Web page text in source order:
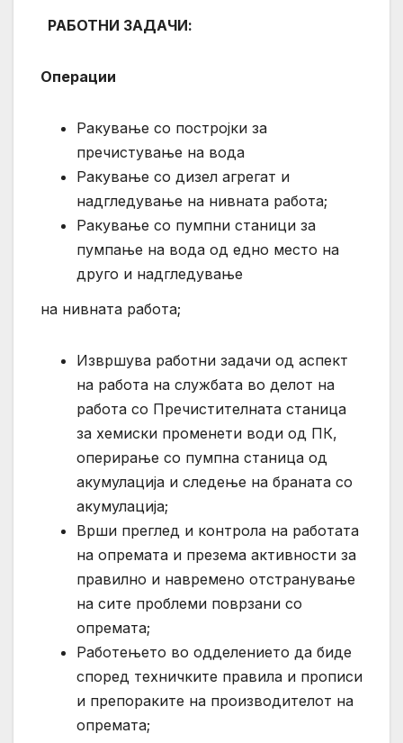
РАБОТНИ ЗАДАЧИ:
Операции
Ракување со постројки за
пречистување на вода
Ракување со дизел агрегат и
надгледување на нивната работа;
Ракување со пумпни станици за
пумпање на вода од едно место на
друго и надгледување
на нивната работа;
Извршува работни задачи од аспект
на работа на службата во делот на
работа со Пречистителната станица
за хемиски променети води од ПК,
оперирање со пумпна станица од
акумулација и следење на браната со
акумулација;
Врши преглед и контрола на работата
на опремата и презема активности за
правилно и навремено отстранување
на сите проблеми поврзани со
опремата;
Работењето во одделението да биде
според техничките правила и прописи
и препораките на производителот на
опремата;